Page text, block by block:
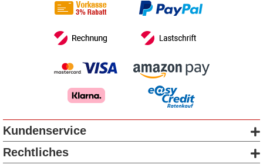
Kundenservice
Rechtliches